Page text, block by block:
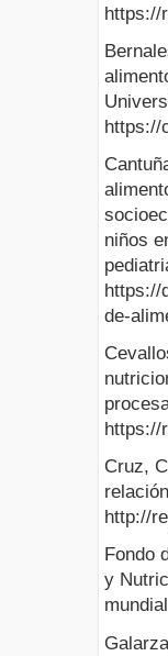
https://
https://
niños
https://
de-
https://
Cruz,
http://
Fondo
y